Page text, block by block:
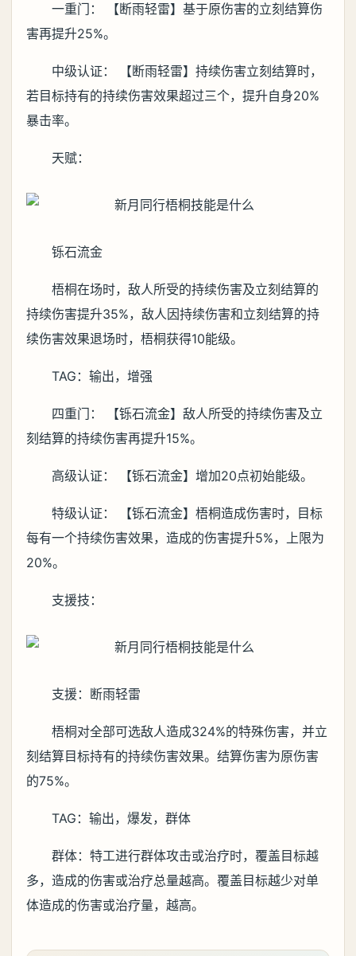
一重门： 【断雨轻雷】基于原伤害的立刻结算伤
害再提升25%。
中级认证： 【断雨轻雷】持续伤害立刻结算时，
若目标持有的持续伤害效果超过三个，提升自身20%
暴击率。
天赋：
铄石流金
梧桐在场时，敌人所受的持续伤害及立刻结算的
持续伤害提升35%，敌人因持续伤害和立刻结算的持
续伤害效果退场时，梧桐获得10能级。
TAG：输出，增强
四重门： 【铄石流金】敌人所受的持续伤害及立
刻结算的持续伤害再提升15%。
高级认证： 【铄石流金】增加20点初始能级。
特级认证： 【铄石流金】梧桐造成伤害时，目标
每有一个持续伤害效果，造成的伤害提升5%，上限为
20%。
支援技：
支援：断雨轻雷
梧桐对全部可选敌人造成324%的特殊伤害，并立
刻结算目标持有的持续伤害效果。结算伤害为原伤害
的75%。
TAG：输出，爆发，群体
群体：特工进行群体攻击或治疗时，覆盖目标越
多，造成的伤害或治疗总量越高。覆盖目标越少对单
体造成的伤害或治疗量，越高。